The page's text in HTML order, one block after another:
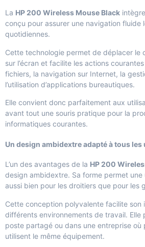
La HP 200 Wireless Mouse Black
conçu pour assurer une navigation fluide
quotidiennes.
Cette technologie permet de déplacer le
sur l’écran et facilite les actions
fichiers, la navigation sur Internet, la
l’utilisation d’applications bureautiques.
Elle convient donc parfaitement aux
avant tout une souris pratique pour la
informatiques courantes.
Un design ambidextre adapté à tous
L’un des avantages de la HP 200
design ambidextre. Sa forme permet
aussi bien pour les droitiers que pour les
Cette conception polyvalente facilite son
différents environnements de travail. Elle
poste partagé ou dans une entreprise où
utilisent le même équipement.